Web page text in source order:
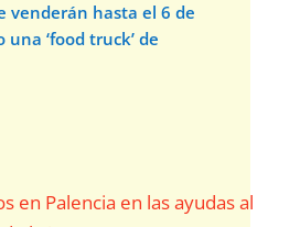
venderán hasta el 6 de
‘food truck’ de